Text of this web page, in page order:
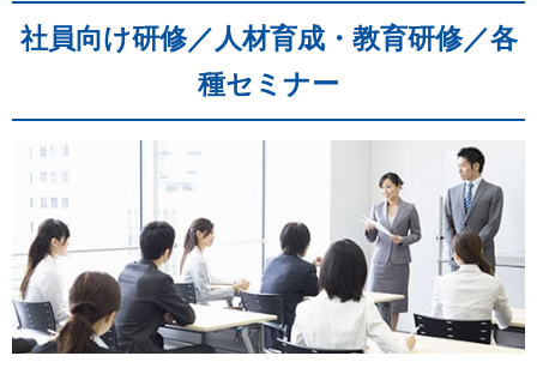
社員向け研修／人材育成・教育研修／各
種セミナー